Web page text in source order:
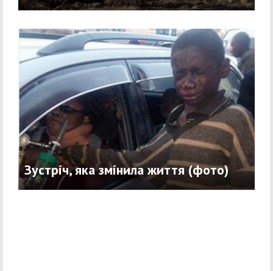
Зустріч, яка змінила життя (фото)